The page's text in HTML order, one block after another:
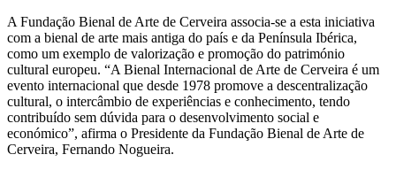
A Fundação Bienal de Arte de Cerveira associa-se a esta iniciativa
com a bienal de arte mais antiga do país e da Península Ibérica,
como um exemplo de valorização e promoção do património
cultural europeu. “A Bienal Internacional de Arte de Cerveira é um
evento internacional que desde 1978 promove a descentralização
cultural, o intercâmbio de experiências e conhecimento, tendo
contribuído sem dúvida para o desenvolvimento social e
económico”, afirma o Presidente da Fundação Bienal de Arte de
Cerveira, Fernando Nogueira.